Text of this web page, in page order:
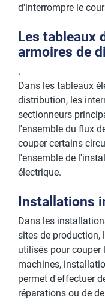
d'interrompre le
Les tableaux
armoires de
.
Dans les tableaux
distribution, les
sectionneurs
l'ensemble du flux
couper certains
l'ensemble de
électrique.
Installations
Dans les
sites de production,
utilisés pour
machines,
permet d'effectuer
réparations ou de